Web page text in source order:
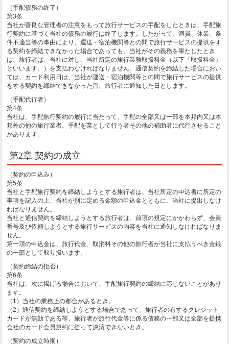
（手配債務の終了）
第3条
当社が善良な管理者の注意をもって旅行サービスの手配をしたときは、手配旅
行契約に基づく当社の債務の履行は終了します。したがって、満員、休業、条
件不適当等の事由により、運送・宿泊機関等との間で旅行サービスの提供をす
る契約を締結できなかった場合であっても、当社がその義務を果たしたとき
は、旅行者は、当社に対し、当社所定の旅行業務取扱料金（以下「取扱料金」
といいます。）を支払わなければなりません。通信契約を締結した場合におい
ては、カード利用日は、当社が運送・宿泊機関等との間で旅行サービスの提供
をする契約を締結できなかった旨、旅行者に通知した日とします。
（手配代行者）
第4条
当社は、手配旅行契約の履行に当たって、手配の全部又は一部を本邦内又は本
邦外の他の旅行業者、手配を業として行う者その他の補助者に代行させること
があります。
第2章 契約の成立
（契約の申込み）
第5条
当社と手配旅行契約を締結しようとする旅行者は、当社所定の申込書に所定の
事項を記入の上、当社が別に定める金額の申込金とともに、当社に提出しなけ
ればなりません。
当社と通信契約を締結しようとする旅行者は、前項の規定にかかわらず、会員
番号及び依頼しようとする旅行サービスの内容を当社に通知しなければなりま
せん。
第一項の申込金は、旅行代金、取消料その他の旅行者が当社に支払うべき金銭
の一部として取り扱います。
（契約締結の拒否）
第6条
当社は、次に掲げる場合において、手配旅行契約の締結に応じないことがあり
ます。
（1）当社の業務上の都合があるとき。
（2）通信契約を締結しようとする場合であって、旅行者の有するクレジット
カードが無効である等、旅行者が旅行代金等に係る債務の一部又は全部を提携
会社のカード会員規約に従って決済できないとき。
（契約の成立時期）